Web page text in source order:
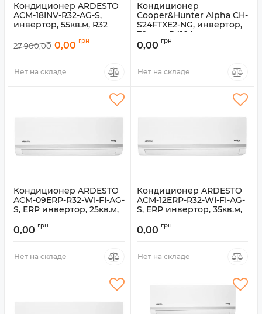
Кондиционер ARDESTO
ACM-18INV-R32-AG-S,
инвертор, 55кв.м, R32
27 900,00 0,00 грн
Нет на складе
Кондиционер
Cooper&Hunter Alpha CH-
S24FTXE2-NG, инвертор,
70кв.м, R410А
Артикул: CH-S24FTXE2-NG
0,00 грн
Нет на складе
Кондиционер ARDESTO
ACM-09ERP-R32-WI-FI-AG-
S, ERP инвертор, 25кв.м,
R32
Артикул: ACM-09ERP-R32-WI-FI-
0,00 грн
Нет на складе
Кондиционер ARDESTO
ACM-12ERP-R32-WI-FI-AG-
S, ERP инвертор, 35кв.м,
R32
Артикул: ACM-12ERP-R32-WI-FI-
0,00 грн
Нет на складе